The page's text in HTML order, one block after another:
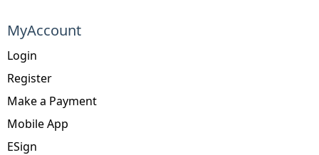
MyAccount
Login
Register
Make a Payment
Mobile App
ESign